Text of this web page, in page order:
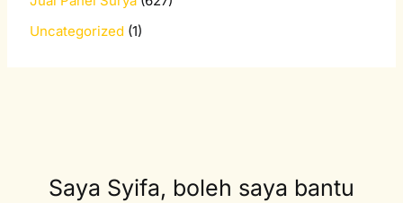
Uncategorized (1)
Saya Syifa, boleh saya bantu